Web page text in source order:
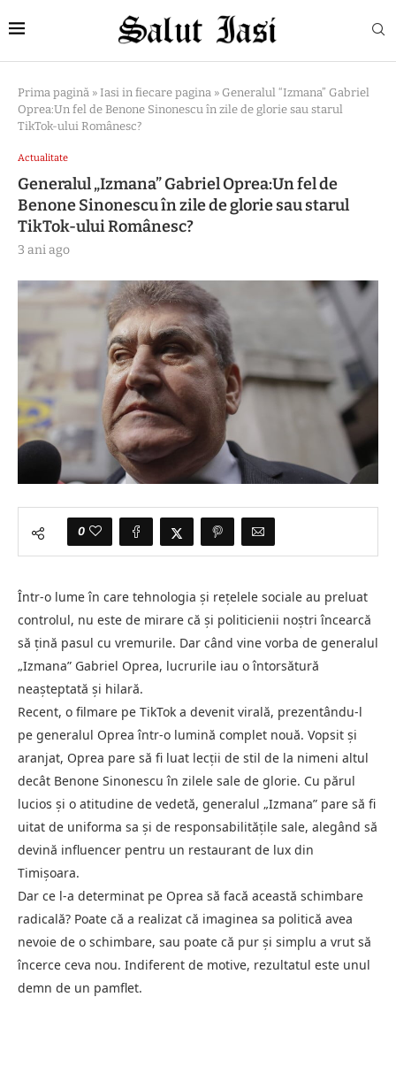
Prima pagină » Iasi in fiecare pagina » Generalul “Izmana” Gabriel
Oprea:Un fel de Benone Sinonescu în zile de glorie sau starul
TikTok-ului Românesc?
Actualitate
Generalul „Izmana” Gabriel Oprea:Un fel de
Benone Sinonescu în zile de glorie sau starul
TikTok-ului Românesc?
3 ani ago
0
Într-o lume în care tehnologia și rețelele sociale au preluat
controlul, nu este de mirare că și politicienii noștri încearcă
să țină pasul cu vremurile. Dar când vine vorba de generalul
„Izmana” Gabriel Oprea, lucrurile iau o întorsătură
neașteptată și hilară.
Recent, o filmare pe TikTok a devenit virală, prezentându-l
pe generalul Oprea într-o lumină complet nouă. Vopsit și
aranjat, Oprea pare să fi luat lecții de stil de la nimeni altul
decât Benone Sinonescu în zilele sale de glorie. Cu părul
lucios și o atitudine de vedetă, generalul „Izmana” pare să fi
uitat de uniforma sa și de responsabilitățile sale, alegând să
devină influencer pentru un restaurant de lux din
Timișoara.
Dar ce l-a determinat pe Oprea să facă această schimbare
radicală? Poate că a realizat că imaginea sa politică avea
nevoie de o schimbare, sau poate că pur și simplu a vrut să
încerce ceva nou. Indiferent de motive, rezultatul este unul
demn de un pamflet.